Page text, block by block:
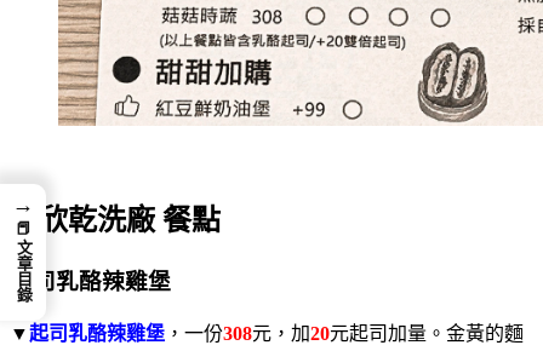
欣欣乾洗廠 餐點
起司乳酪辣雞堡
▼起司乳酪辣雞堡 ，一份308元，加20元起司加量。金黃的麵
→
📕 文章目錄